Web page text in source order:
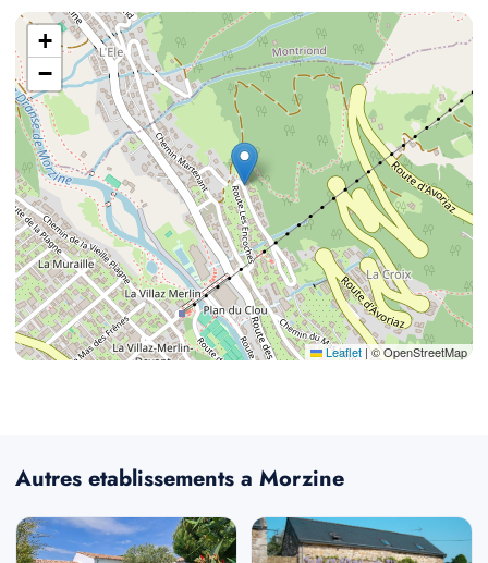
+
−
Leaflet |© OpenStreetMap
Autres etablissements a Morzine